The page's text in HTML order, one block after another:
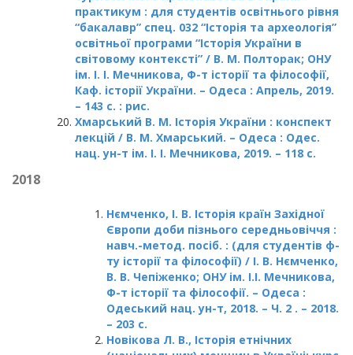
практикум : для студентів освітнього рівня
“бакалавр” спец. 032 “Історія та археологія”
освітньої програми “Історія України в
світовому контексті” / В. М. Полторак; ОНУ
ім. І. І. Мечникова, Ф-т історії та філософії,
Каф. історії України. – Одеса : Апрель, 2019.
– 143 с. : рис.
Хмарський В. М. Історія України : конспект
лекцій / В. М. Хмарський. – Одеса : Одес.
нац. ун-т ім. І. І. Мечникова, 2019. – 118 с.
2018
Нємченко, І. В. Історія країн Західної
Європи доби пізнього середньовіччя :
навч.-метод. посіб. : (для студентів ф-
ту історії та філософії) / І. В. Нємченко,
В. В. Чепіженко; ОНУ ім. І.І. Мечникова,
Ф-т історії та філософії. – Одеса :
Одеський нац. ун-т, 2018. – Ч. 2 . – 2018.
– 203 с.
Новікова Л. В., Історія етнічних